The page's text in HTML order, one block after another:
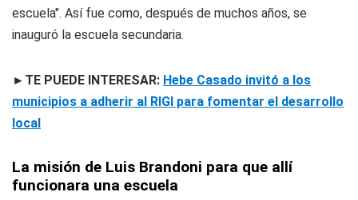
escuela". Así fue como, después de muchos años, se
inauguró la escuela secundaria.
►TE PUEDE INTERESAR: Hebe Casado invitó a los
municipios a adherir al RIGI para fomentar el desarrollo
local
La misión de Luis Brandoni para que allí
funcionara una escuela